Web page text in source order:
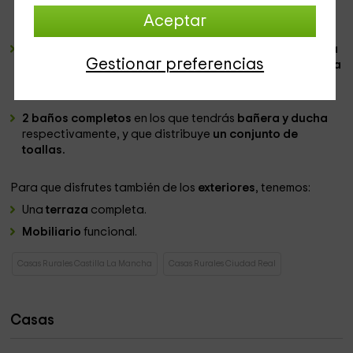
Aceptar
Gestionar preferencias
que son necesarios para hacer las mejores
una mesa de madera
2 de ellas cuentan con una
cama de matrimonio; la siguiente, también con
una cama
2 baños completos en los que tendrás bañera y ducha
respectivamente, y que distribuye un conjunto de
toallas.
Para que disfrutes también de los exteriores, tenemos:
Unaterraza completa.
Mobiliariofuncional.
Casas Rurales Castilla La Mancha Casas Rurales Ciudad Real
Casas